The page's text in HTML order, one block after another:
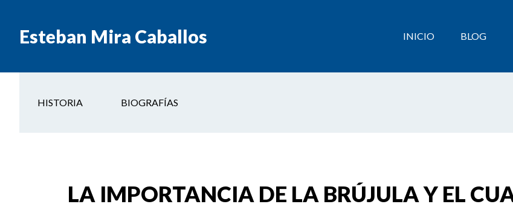
Esteban Mira Caballos INICIO BLOG
HISTORIA BIOGRAFÍAS
LA IMPORTANCIA DE LA BRÚJULA Y EL